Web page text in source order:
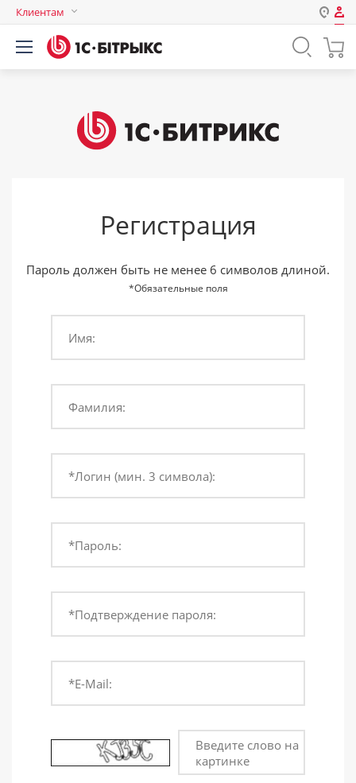
Клиентам
Авторизация
Логин
Запомнить меня на этом
компьютере
Забыли свой пароль?
Регистрация
Пароль должен быть не менее 6 символов длиной.
*Обязательные поля
Имя:
Фамилия:
*Логин (мин. 3 символа):
*Пароль:
*Подтверждение пароля:
*E-Mail:
Введите слово на
картинке